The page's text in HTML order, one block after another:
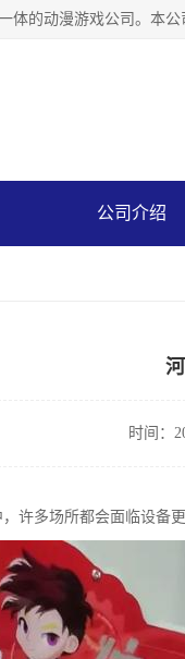
公司介绍
时间：
许多场所都会面临设备更